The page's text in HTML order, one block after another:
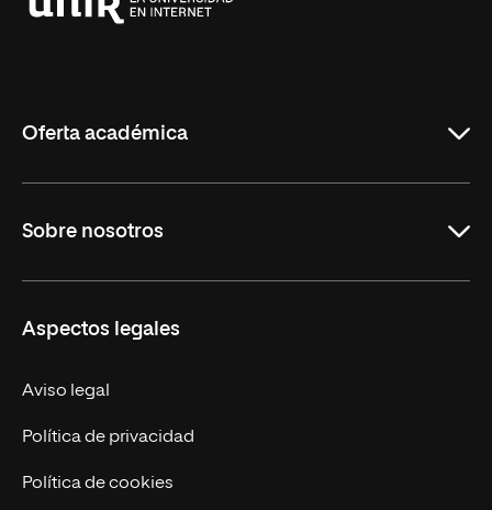
Oferta académica
Maestrías
Sobre nosotros
Trabaja en UNIR
Actualidad UNIR
Contáctanos
Aspectos legales
Aviso legal
Política de privacidad
Política de cookies